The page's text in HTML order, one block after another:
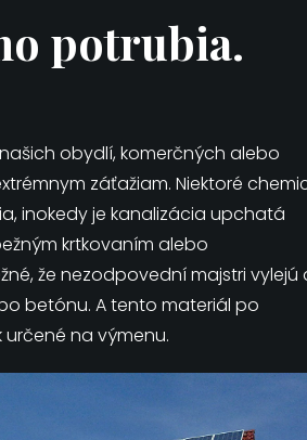
potrubia.
obydlí, komerčných alebo
záťažiam. Niektoré
inokedy je kanalizácia upchatá
krtkovaním alebo
že nezodpovední majstri vylejú
betónu. A tento materiál po
na výmenu.